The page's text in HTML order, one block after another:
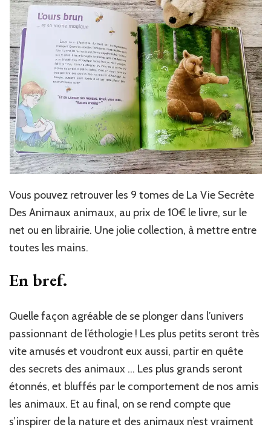
Vous pouvez retrouver les 9 tomes de La Vie Secrète
Des Animaux animaux, au prix de 10€ le livre, sur le
net ou en librairie. Une jolie collection, à mettre entre
toutes les mains.
En bref.
Quelle façon agréable de se plonger dans l’univers
passionnant de l’éthologie ! Les plus petits seront très
vite amusés et voudront eux aussi, partir en quête
des secrets des animaux … Les plus grands seront
étonnés, et bluffés par le comportement de nos amis
les animaux. Et au final, on se rend compte que
s’inspirer de la nature et des animaux n’est vraiment